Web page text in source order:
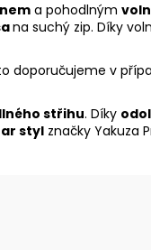
a pohodlným
na suchý zip. Díky
doporučujeme v
střihu. Díky
styl značky Yakuza